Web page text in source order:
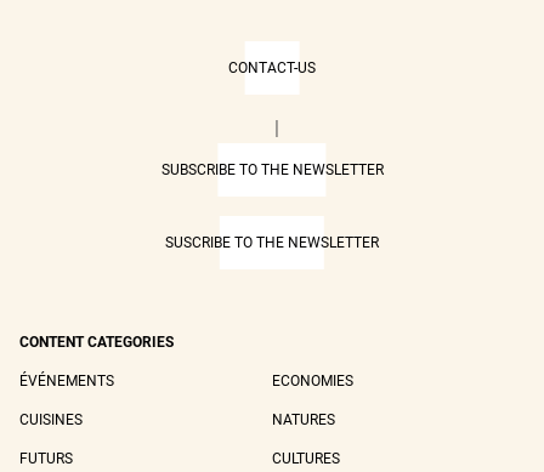
CONTACT-US
|
SUBSCRIBE TO THE NEWSLETTER
SUSCRIBE TO THE NEWSLETTER
CONTENT CATEGORIES
ÉVÉNEMENTS ECONOMIES
CUISINES NATURES
FUTURS CULTURES